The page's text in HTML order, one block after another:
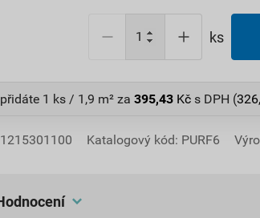
ks
1 ks / 1,9 m² za 395,43 Kč s DPH (
1215301100 Katalogový kód: PURF6
hodnocení